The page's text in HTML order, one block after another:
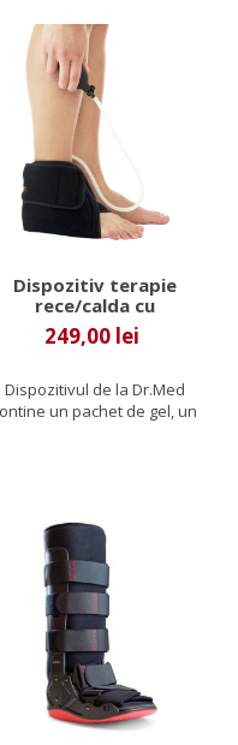
Dispozitiv terapie
rece/calda cu
compresie pentru
glezna
249,00 lei
Dispozitivul de la Dr.Med
un pachet de gel, un